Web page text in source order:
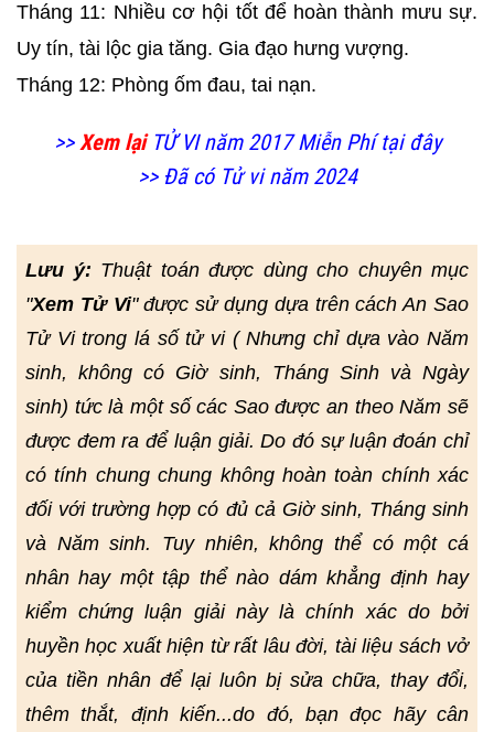
Tháng 11: Nhiều cơ hội tốt để hoàn thành mưu sự.
Uy tín, tài lộc gia tăng. Gia đạo hưng vượng.
Tháng 12: Phòng ốm đau, tai nạn.
>>Xem lạiTỬ VI năm 2017 Miễn Phí tại đây
>> Đã có Tử vi năm 2024
Lưu ý: Thuật toán được dùng cho chuyên mục
"Xem Tử Vi" được sử dụng dựa trên cách An Sao
Tử Vi trong lá số tử vi ( Nhưng chỉ dựa vào Năm
sinh, không có Giờ sinh, Tháng Sinh và Ngày
sinh) tức là một số các Sao được an theo Năm sẽ
được đem ra để luận giải. Do đó sự luận đoán chỉ
có tính chung chung không hoàn toàn chính xác
đối với trường hợp có đủ cả Giờ sinh, Tháng sinh
và Năm sinh. Tuy nhiên, không thể có một cá
nhân hay một tập thể nào dám khẳng định hay
kiểm chứng luận giải này là chính xác do bởi
huyền học xuất hiện từ rất lâu đời, tài liệu sách vở
của tiền nhân để lại luôn bị sửa chữa, thay đổi,
thêm thắt, định kiến...do đó, bạn đọc hãy cân